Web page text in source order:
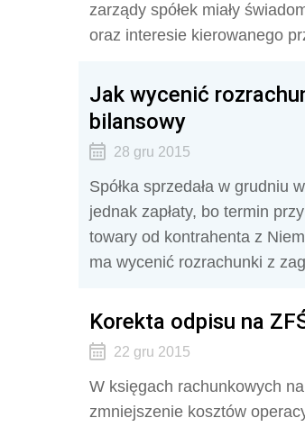
zarządy spółek miały
oraz interesie kierowanego
Jak wycenić
bilansowy
28 gru 2015
Spółka sprzedała w grudniu
jednak zapłaty, bo termin
towary od kontrahenta z
ma wycenić rozrachunki z
Korekta odpisu na
22 gru 2015
W księgach rachunkowych
zmniejszenie kosztów